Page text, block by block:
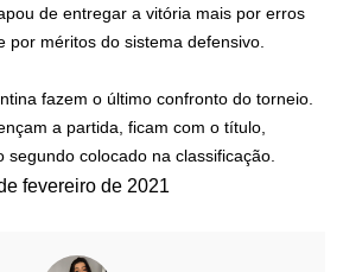
de entregar a vitória mais por erros
por méritos do sistema defensivo.
fazem o último confronto do torneio.
a partida, ficam com o título,
segundo colocado na classificação.
fevereiro de 2021